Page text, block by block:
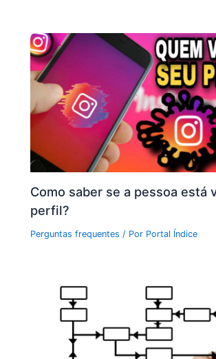
Como saber se a pessoa está
perfil?
Perguntas frequentes / Por Portal Índice